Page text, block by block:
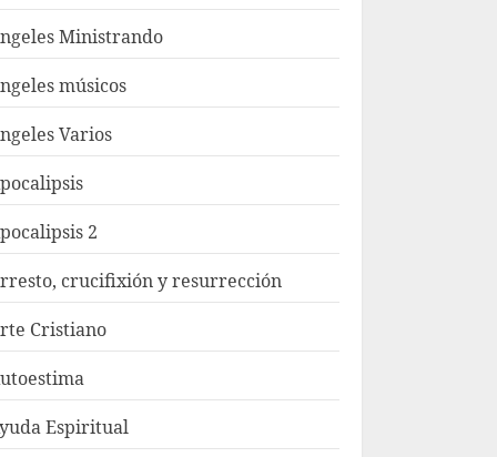
Ministrando
músicos
Varios
2
crucifixión y resurrección
Cristiano
Espiritual